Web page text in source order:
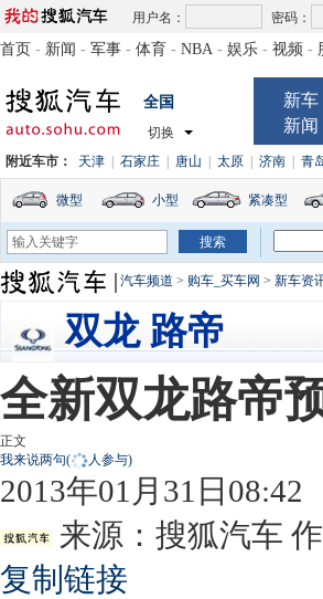
用户名： 密码：
首页 - 新闻 - 军事 - 体育 - NBA - 娱乐 - 视频 -
全国
切换
新车
新闻
附近车市： 天津 石家庄 唐山 太原 济南 青
微型 小型 紧凑型
汽车频道 > 购车_买车网 > 新车资
双龙 路帝
全新双龙路帝
正文
我来说两句( 人参与)
2013年01月31日08:42
来源： 搜狐汽车
复制链接